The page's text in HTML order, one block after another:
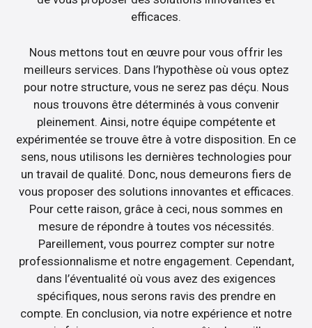
efficaces.
Nous mettons tout en œuvre pour vous offrir les
meilleurs services. Dans l’hypothèse où vous optez
pour notre structure, vous ne serez pas déçu. Nous
nous trouvons être déterminés à vous convenir
pleinement. Ainsi, notre équipe compétente et
expérimentée se trouve être à votre disposition. En ce
sens, nous utilisons les dernières technologies pour
un travail de qualité. Donc, nous demeurons fiers de
vous proposer des solutions innovantes et efficaces.
Pour cette raison, grâce à ceci, nous sommes en
mesure de répondre à toutes vos nécessités.
Pareillement, vous pourrez compter sur notre
professionnalisme et notre engagement. Cependant,
dans l’éventualité où vous avez des exigences
spécifiques, nous serons ravis des prendre en
compte. En conclusion, via notre expérience et notre